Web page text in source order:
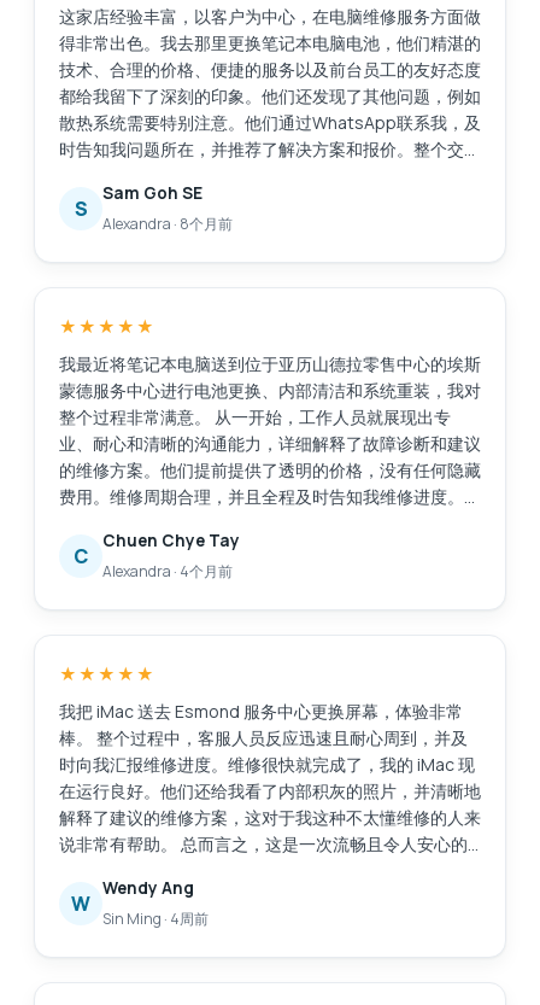
就置之不理。服务很棒，以后如果需要维修笔记本电脑，
我还会选择他们。
这家店经验丰富，以客户为中心，在电脑维修服务方面做
得非常出色。我去那里更换笔记本电脑电池，他们精湛的
技术、合理的价格、便捷的服务以及前台员工的友好态度
都给我留下了深刻的印象。他们还发现了其他问题，例如
散热系统需要特别注意。他们通过WhatsApp联系我，及
时告知我问题所在，并推荐了解决方案和报价。整个交易
常迅速，原本预计需要30分钟，加上额外的维修任务后
又花了20分钟，这完全可以接受，因为我们可以在商场
Victor虽然话不多，但他仍然能够清晰地向我传达重要的
信息。Esmond，继续保持！
S
Sam Goh SE
Alexandra · 8个月前
★★★★★
我最近将笔记本电脑送到位于亚历山德拉零售中心的埃斯
蒙德服务中心进行电池更换、内部清洁和系统重装，我对
整个过程非常满意。 从一开始，工作人员就展现出专
业、耐心和清晰的沟通能力，详细解释了故障诊断和建议
的维修方案。他们提前提供了透明的价格，没有任何隐藏
费用。维修周期合理，并且全程及时告知我维修进度。
升，系统重装后运行更加流畅，内部清洁也明显改善了性
能和散热。 总而言之，这次服务高效、可靠且专业。我
C
Chuen Chye Tay
Alexandra · 4个月前
★★★★★
我把 iMac 送去 Esmond 服务中心更换屏幕，体验非常
棒。 整个过程中，客服人员反应迅速且耐心周到，并及
时向我汇报维修进度。维修很快就完成了，我的 iMac 现
在运行良好。他们还给我看了内部积灰的照片，并清晰地
解释了建议的维修方案，这对于我这种不太懂维修的人来
说非常有帮助。 总而言之，这是一次流畅且令人安心的
W
Wendy Ang
Sin Ming · 4周前